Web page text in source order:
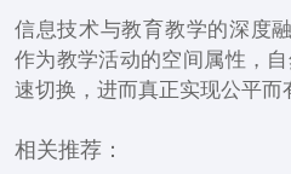
信息技术与教育教学的深度
作为教学活动的空间属性，自
速切换，进而真正实现公平而
相关推荐：